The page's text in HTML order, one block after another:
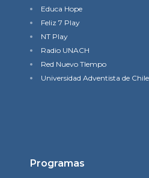
Educa Hope
Feliz 7 Play
NT Play
Radio UNACH
Red Nuevo TIempo
Universidad Adventista de Chile
Programas